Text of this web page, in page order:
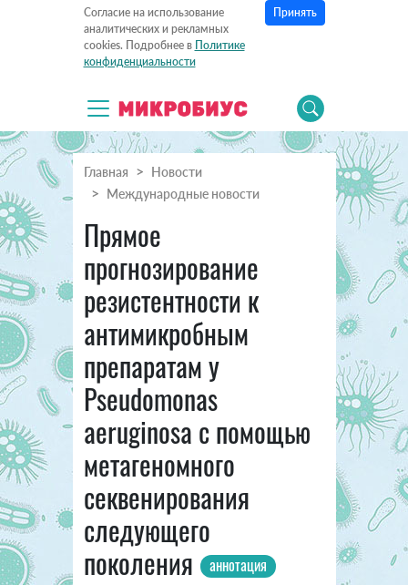
Согласие на использование
аналитических и рекламных
cookies. Подробнее в Политике
конфиденциальности
Принять
Главная
Новости
Международные новости
Прямое
прогнозирование
резистентности к
антимикробным
препаратам у
Pseudomonas
aeruginosa с помощью
метагеномного
секвенирования
следующего
поколения
аннотация